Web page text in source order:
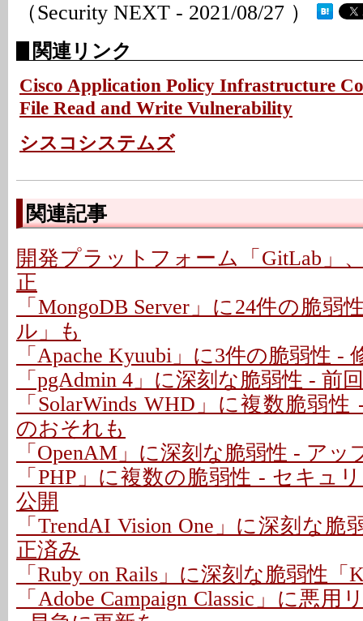
（Security NEXT - 2021/08/27 ）
関連リンク
Cisco Application Policy Infrastructure
File Read and Write Vulnerability
シスコシステムズ
関連記事
開発プラットフォーム「GitLab」
正
「MongoDB Server」に24件の脆
ル」も
「Apache Kyuubi」に3件の脆弱性 -
「pgAdmin 4」に深刻な脆弱性 - 前
「SolarWinds WHD」に複数脆弱
のおそれも
「OpenAM」に深刻な脆弱性 - ア
「PHP」に複数の脆弱性 - セキュ
公開
「TrendAI Vision One」に深刻な脆
正済み
「Ruby on Rails」に深刻な脆弱性「
「Adobe Campaign Classic」に悪